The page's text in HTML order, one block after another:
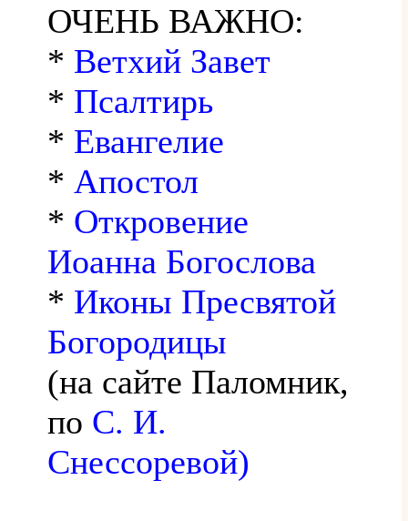
ОЧЕНЬ ВАЖНО:
* Ветхий Завет
* Псалтирь
* Евангелие
* Апостол
* Откровение
Иоанна Богослова
* Иконы Пресвятой
Богородицы
(на сайте Паломник,
по С. И.
Снессоревой)